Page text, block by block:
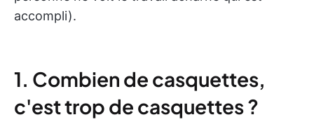
accompli).
1. Combien de casquettes,
c'est trop de casquettes ?